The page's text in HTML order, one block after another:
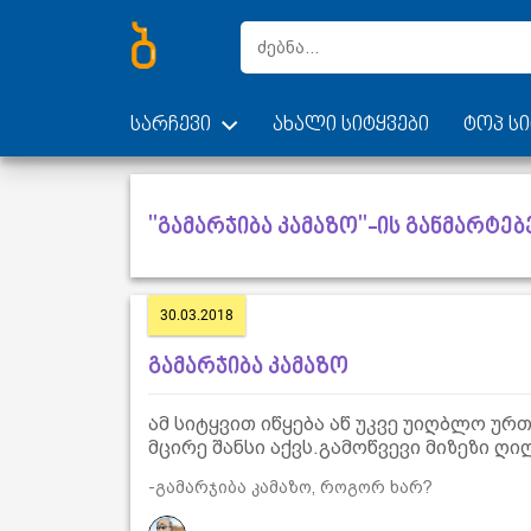
სარჩევი ახალი სიტყვები ტოპ
"გამარჯიბა კამაზო"-ის
30.03.2018
გამარჯიბა კამაზო
ამ სიტყვით იწყება აწ უკვე უიღბლო
მცირე შანსი აქვს.გამოწვევი მიზეზი
-გამარჯიბა კამაზო, როგორ ხარ?